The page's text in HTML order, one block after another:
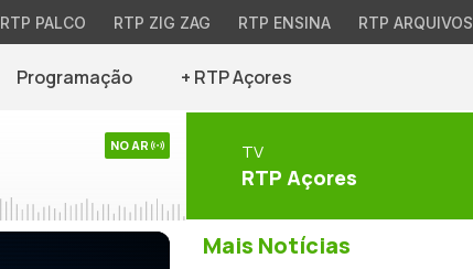
RTP PALCO RTP ZIG ZAG RTP ENSINA RTP ARQUIVOS
Programação + RTP Açores
NO AR TV
RTP Açores
Mais Notícias